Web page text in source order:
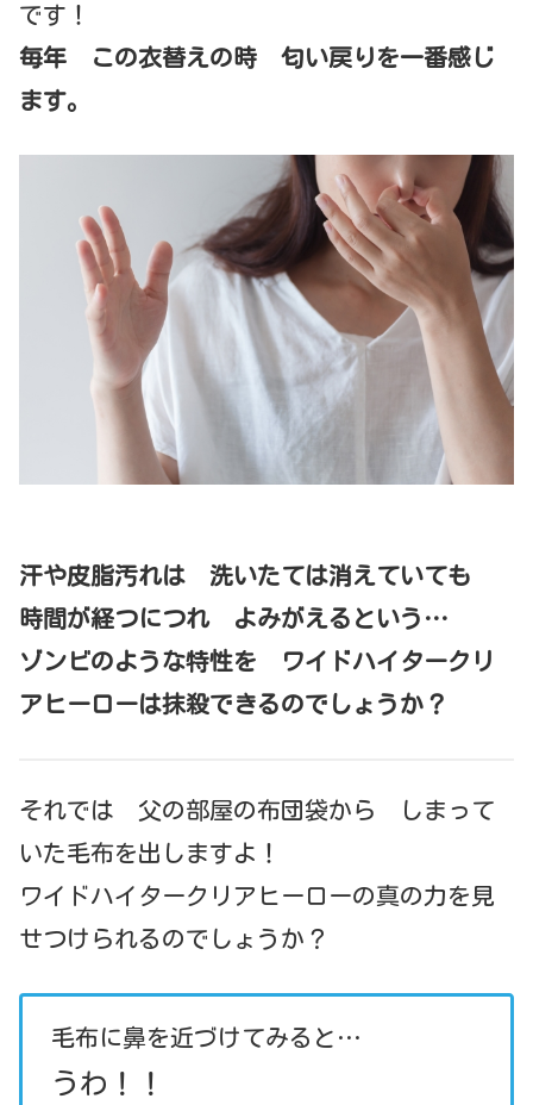
です！
毎年 この衣替えの時 匂い戻りを一番感じ
ます。
汗や皮脂汚れは 洗いたては消えていても
時間が経つにつれ よみがえるという…
ゾンビのような特性を ワイドハイタークリ
アヒーローは抹殺できるのでしょうか？
それでは 父の部屋の布団袋から しまって
いた毛布を出しますよ！
ワイドハイタークリアヒーローの真の力を見
せつけられるのでしょうか？
毛布に鼻を近づけてみると…
うわ！！